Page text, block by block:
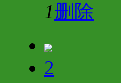
1删除
2